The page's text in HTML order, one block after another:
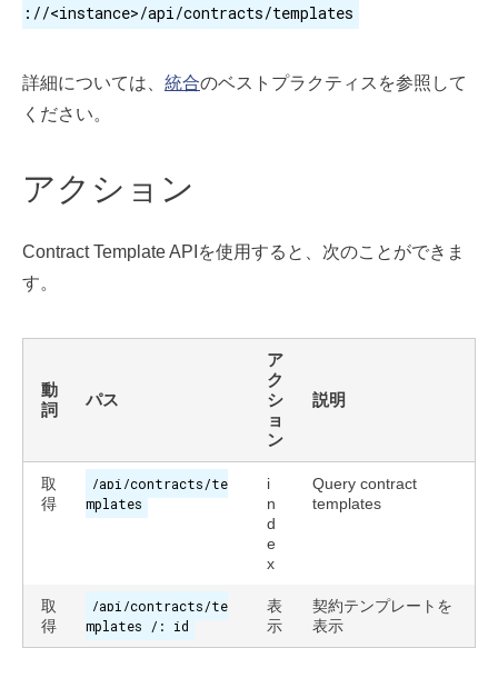
://<instance>/api/contracts/templates
詳細については、 統合のベストプラクティスを参照して
ください。
アクション
Contract Template APIを使用すると、次のことができま
す。
動
詞
パス
ア
ク
シ
ョ
ン
説明
取
得
/api/contracts/te
mplates
i
n
d
e
x
Query contract
templates
取
得
/api/contracts/te
mplates /: id
表
示
契約テンプレートを
表示